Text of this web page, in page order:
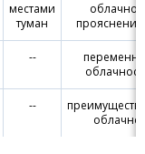
местами
туман
облачно с
--
--
облачно